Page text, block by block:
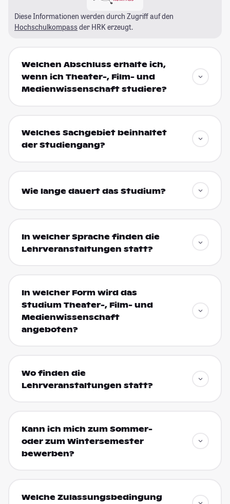
Diese Informationen werden durch Zugriff auf den
Hochschulkompass der HRK erzeugt.
Welchen Abschluss erhalte ich,
wenn ich Theater-, Film- und
Medienwissenschaft studiere?
Welches Sachgebiet beinhaltet
der Studiengang?
Wie lange dauert das Studium?
In welcher Sprache finden die
Lehrveranstaltungen statt?
In welcher Form wird das
Studium Theater-, Film- und
Medienwissenschaft
angeboten?
Wo finden die
Lehrveranstaltungen statt?
Kann ich mich zum Sommer-
oder zum Wintersemester
bewerben?
Welche Zulassungsbedingung